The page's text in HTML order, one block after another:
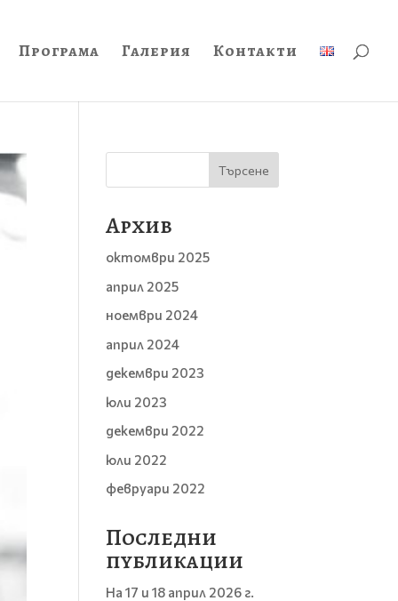
Програма Галерия Контакти
Търсене
Архив
октомври 2025
април 2025
ноември 2024
април 2024
декември 2023
юли 2023
декември 2022
юли 2022
февруари 2022
Последни
публикации
На 17 и 18 април 2026 г.